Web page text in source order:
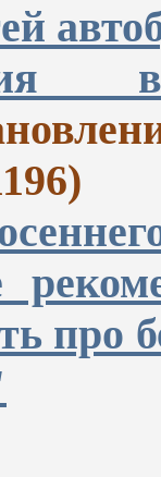
про